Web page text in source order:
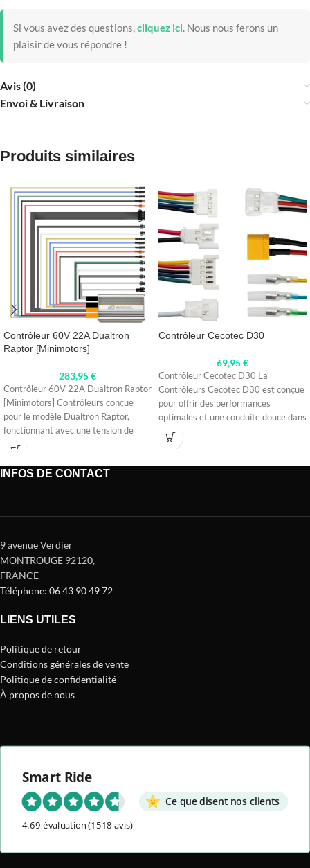
Si vous avez des questions,cliquez ici. Nous nous ferons un
plaisir de vous répondre !
Avis (0)
Envoi & Livraison
Produits similaires
Contrôleur 60V 22A Dualtron
Raptor [Minimotors]
283,95€
Contrôleur 60V 22A Dualtron Raptor
[Minimotors] Contrôleurs conçue
pour le modèle Dualtron Raptor,
fonctionnant avec une tension de
60V et
Contrôleur Cecotec D30
69,95€
Contrôleur Cecotec D30 La
Contrôleurs Cecotec D30 est conçue
pour offrir des performances
optimales et une conduite douce dans
votre
INFOS DE CONTACT
9 avenue Verdier
MONTROUGE 92120,
FRANCE
Téléphone: 06 43 90 49 72
LIENS UTILES
Politique de retour
Conditions générales de vente
Politique de confidentialité
À propos de nous
Smart Ride
Ce que disent nos clients
4.69 évaluation(1518 avis)